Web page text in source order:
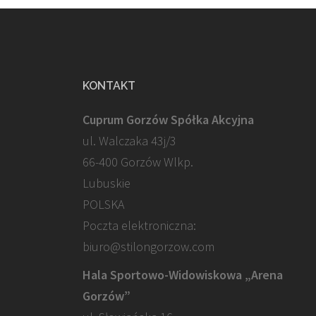
KONTAKT
Cuprum Gorzów Spółka Akcyjna
ul. Walczaka 43j/3
66-400 Gorzów Wlkp.
Lubuskie
POLSKA
Poczta elektroniczna:
biuro@stilongorzow.com
Hala Sportowo-Widowiskowa „Arena
Gorzów”